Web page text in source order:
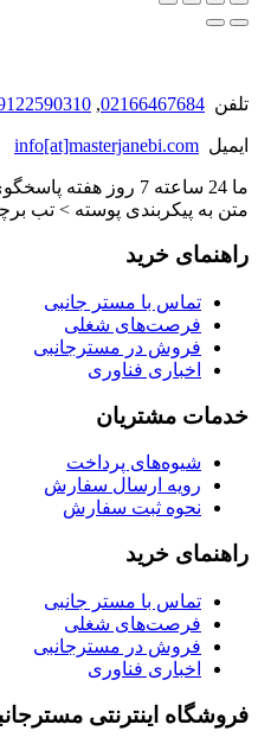
تلفن 02166467684
,
ایمیل info[at]masterjanebi.com
ما 24 ساعته 7 روز
متن به پیکربندی پوسته > تب
راهنمای خرید
تماس با مستر جانبی
فرصت‌های شغلی
فروش در مسترجانبی
اخباری فناوری
خدمات مشتریان
شیوه‌های پرداخت
رویه ارسال سفارش
نحوه ثبت سفارش
راهنمای خرید
تماس با مستر جانبی
فرصت‌های شغلی
فروش در مسترجانبی
اخباری فناوری
فروشگاه اینترنتی